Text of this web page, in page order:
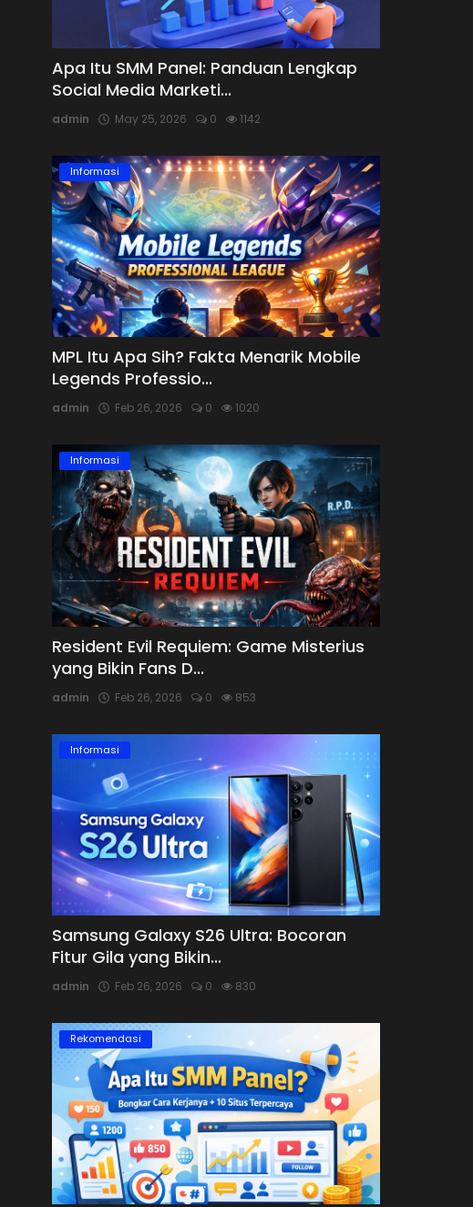
Apa Itu SMM Panel: Panduan Lengkap
Social Media Marketi...
admin May 25, 2026 0 1142
Informasi
MPL Itu Apa Sih? Fakta Menarik Mobile
Legends Professio...
admin Feb 26, 2026 0 1020
Informasi
Resident Evil Requiem: Game Misterius
yang Bikin Fans D...
admin Feb 26, 2026 0 853
Informasi
Samsung Galaxy S26 Ultra: Bocoran
Fitur Gila yang Bikin...
admin Feb 26, 2026 0 830
Rekomendasi